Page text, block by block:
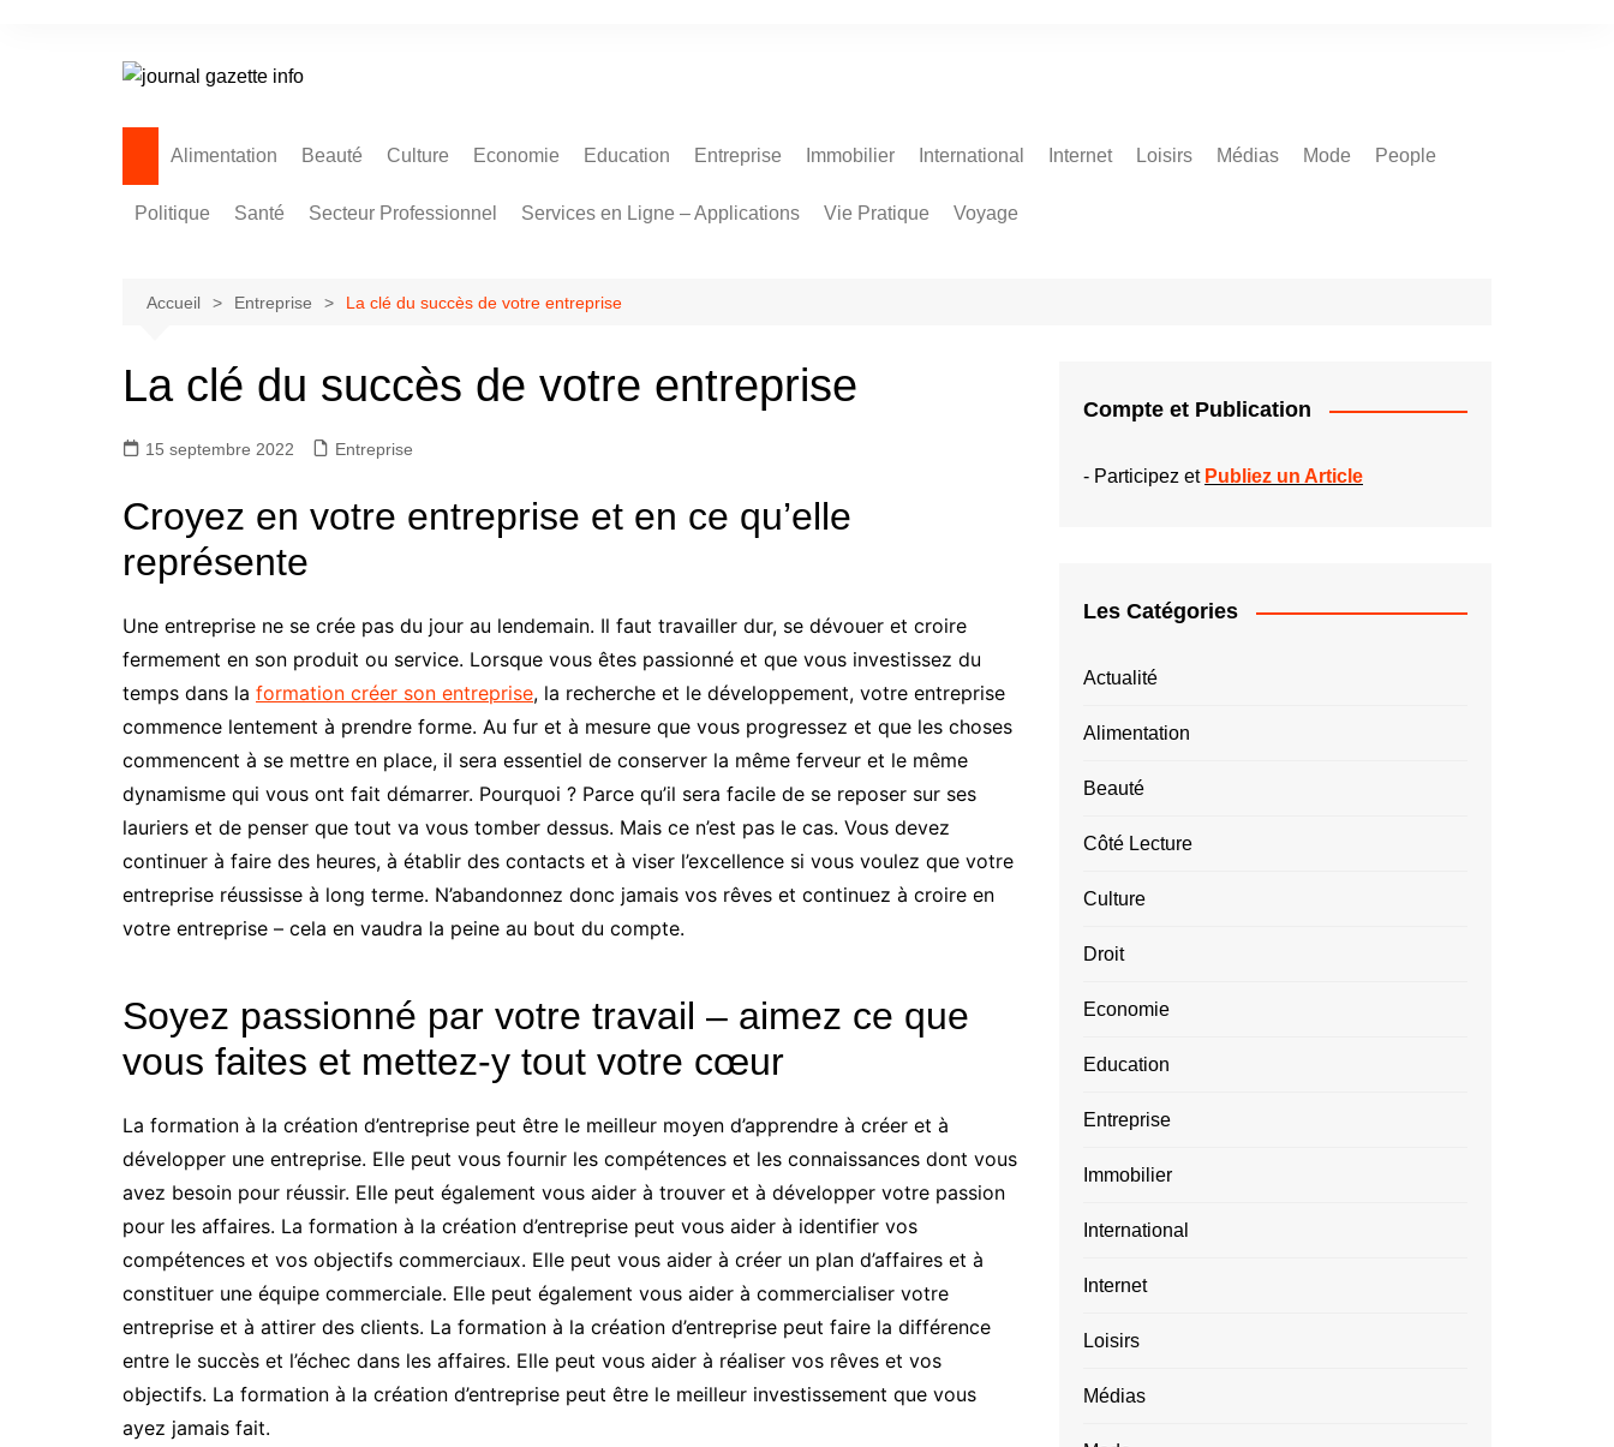
Alimentation Beauté Culture Economie Education Entreprise Immobilier International Internet Loisirs Médias Mode People
Politique Santé Secteur Professionnel Services en Ligne – Applications Vie Pratique Voyage
Accueil Entreprise La clé du succès de votre entreprise
La clé du succès de votre entreprise
15 septembre 2022 Entreprise
Croyez en votre entreprise et en ce qu’elle
représente
Une entreprise ne se crée pas du jour au lendemain. Il faut travailler dur, se dévouer et croire
fermement en son produit ou service. Lorsque vous êtes passionné et que vous investissez du
temps dans la formation créer son entreprise, la recherche et le développement, votre entreprise
commence lentement à prendre forme. Au fur et à mesure que vous progressez et que les choses
commencent à se mettre en place, il sera essentiel de conserver la même ferveur et le même
dynamisme qui vous ont fait démarrer. Pourquoi ? Parce qu’il sera facile de se reposer sur ses
lauriers et de penser que tout va vous tomber dessus. Mais ce n’est pas le cas. Vous devez
continuer à faire des heures, à établir des contacts et à viser l’excellence si vous voulez que votre
entreprise réussisse à long terme. N’abandonnez donc jamais vos rêves et continuez à croire en
votre entreprise – cela en vaudra la peine au bout du compte.
Soyez passionné par votre travail – aimez ce que
vous faites et mettez-y tout votre cœur
La formation à la création d’entreprise peut être le meilleur moyen d’apprendre à créer et à
développer une entreprise. Elle peut vous fournir les compétences et les connaissances dont vous
avez besoin pour réussir. Elle peut également vous aider à trouver et à développer votre passion
pour les affaires. La formation à la création d’entreprise peut vous aider à identifier vos
compétences et vos objectifs commerciaux. Elle peut vous aider à créer un plan d’affaires et à
constituer une équipe commerciale. Elle peut également vous aider à commercialiser votre
entreprise et à attirer des clients. La formation à la création d’entreprise peut faire la différence
entre le succès et l’échec dans les affaires. Elle peut vous aider à réaliser vos rêves et vos
objectifs. La formation à la création d’entreprise peut être le meilleur investissement que vous
ayez jamais fait.
Compte et Publication
- Participez et Publiez un Article
Les Catégories
Actualité
Alimentation
Beauté
Côté Lecture
Culture
Droit
Economie
Education
Entreprise
Immobilier
International
Internet
Loisirs
Médias